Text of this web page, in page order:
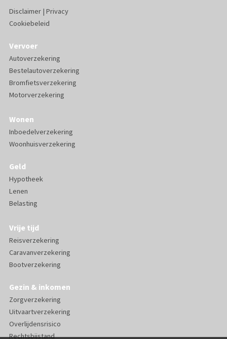
Disclaimer| Privacy
Cookiebeleid
Vervoer
Autoverzekering
Bestelautoverzekering
Bromfietsverzekering
Motorverzekering
Wonen
Inboedelverzekering
Woonhuisverzekering
Geld
Hypotheek
Lenen
Belasting
Vrije tijd
Reisverzekering
Caravanverzekering
Bootverzekering
Gezin & inkomen
Zorgverzekering
Uitvaartverzekering
Overlijdensrisico
Rechtsbijstand